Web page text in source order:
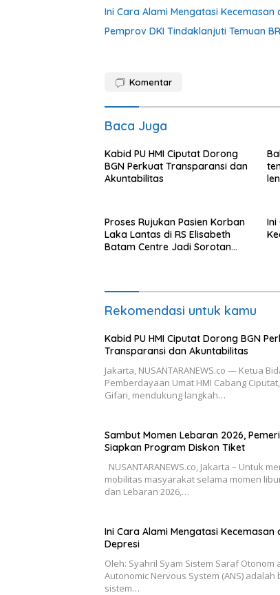
Ini Cara Alami Mengatasi Kecemasan
Pemprov DKI Tindaklanjuti Temuan
Komentar
Baca Juga
Kabid PU HMI Ciputat Dorong
BGN Perkuat Transparansi dan
Akuntabilitas
Proses Rujukan Pasien Korban
Laka Lantas di RS Elisabeth
Batam Centre Jadi Sorotan
Ini
Rekomendasi untuk kamu
Kabid PU HMI Ciputat Dorong BGN
Transparansi dan Akuntabilitas
Jakarta, NUSANTARANEWS.co — Ketua
Pemberdayaan Umat HMI Cabang
Gifari, mendukung langkah…
Sambut Momen Lebaran 2026,
Siapkan Program Diskon Tiket
NUSANTARANEWS.co, Jakarta – Untuk
mobilitas masyarakat selama momen
dan Lebaran 2026,…
Ini Cara Alami Mengatasi Kecemasan
Depresi
Oleh: Syahril Syam Sistem Saraf Otonom
Autonomic Nervous System (ANS) adalah
sistem…